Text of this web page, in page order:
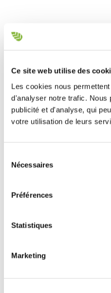
Ce site web utilise des
Les cookies nous
d'analyser notre trafic. Nous
publicité et d'analyse, qui
votre utilisation de leurs
Nécessaires
Préférences
Statistiques
Marketing